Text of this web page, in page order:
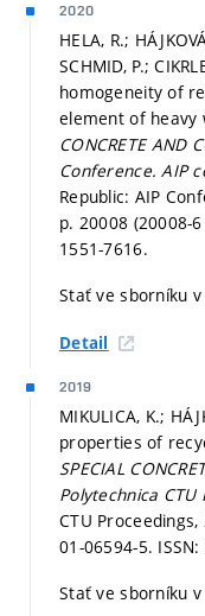
2020
HELA, R.;
SCHMID, P.;
homogeneity of
element of heavy
CONCRETE AND
Conference.AIP
Republic: AIP
p. 20008 (20008-
1551-7616.
Stať ve sborníku v
Detail
2019
MIKULICA, K.;
properties of
SPECIAL
Polytechnica CTU
CTU
01-06594-5.
Stať ve sborníku v